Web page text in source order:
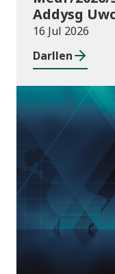
Addysg
16 Jul 2026
Darllen